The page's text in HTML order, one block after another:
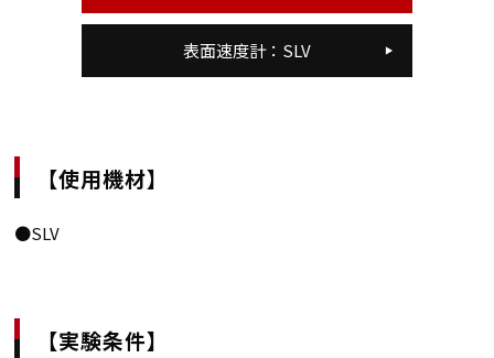
表面速度計：SLV
【使用機材】
●SLV
【実験条件】